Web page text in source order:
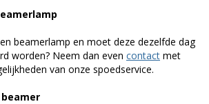
beamerlamp en moet deze dezelfde dag
worden? Neem dan even contact met
van onze spoedservice.